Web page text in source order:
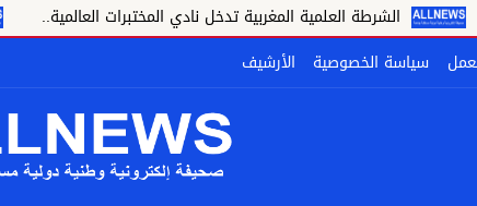
الشرطة العلمية المغربية تدخل نادي المختبرات العالمية..
سياسة الخصوصية الأرشيف